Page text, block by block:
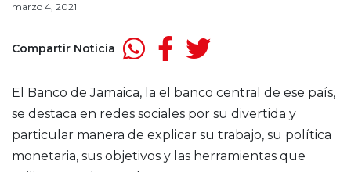
marzo 4, 2021
Compartir Noticia
El Banco de Jamaica, la el banco central de ese país,
se destaca en redes sociales por su divertida y
particular manera de explicar su trabajo, su política
monetaria, sus objetivos y las herramientas que